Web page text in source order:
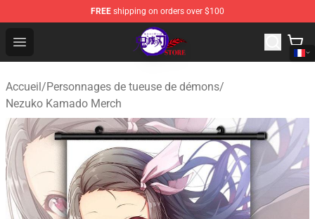
FREE shipping on orders over $100
Open menu
Kimetsu no Yaiba Store - Official Kimetsu no Yaiba
Accueil/Personnages de tueuse de démons/
Nezuko Kamado Merch